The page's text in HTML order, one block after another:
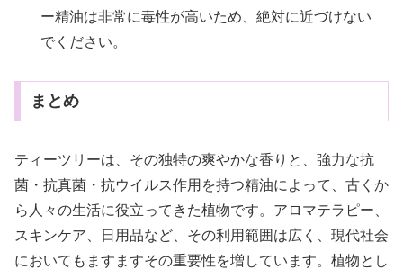
ー精油は非常に毒性が高いため、絶対に近づけない
でください。
まとめ
ティーツリーは、その独特の爽やかな香りと、強力な抗
菌・抗真菌・抗ウイルス作用を持つ精油によって、古くか
ら人々の生活に役立ってきた植物です。アロマテラピー、
スキンケア、日用品など、その利用範囲は広く、現代社会
においてもますますその重要性を増しています。植物とし